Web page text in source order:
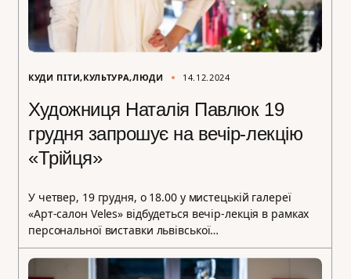
КУДИ ПІТИ КУЛЬТУРА ЛЮДИ 14.12.2024
Художниця Наталія Павлюк 19
грудня запрошує на вечір-лекцію
«Трійця»
У четвер, 19 грудня, о 18.00 у мистецькій галереї
«Арт-салон Veles» відбудеться вечір-лекція в рамках
персональної виставки львівської…